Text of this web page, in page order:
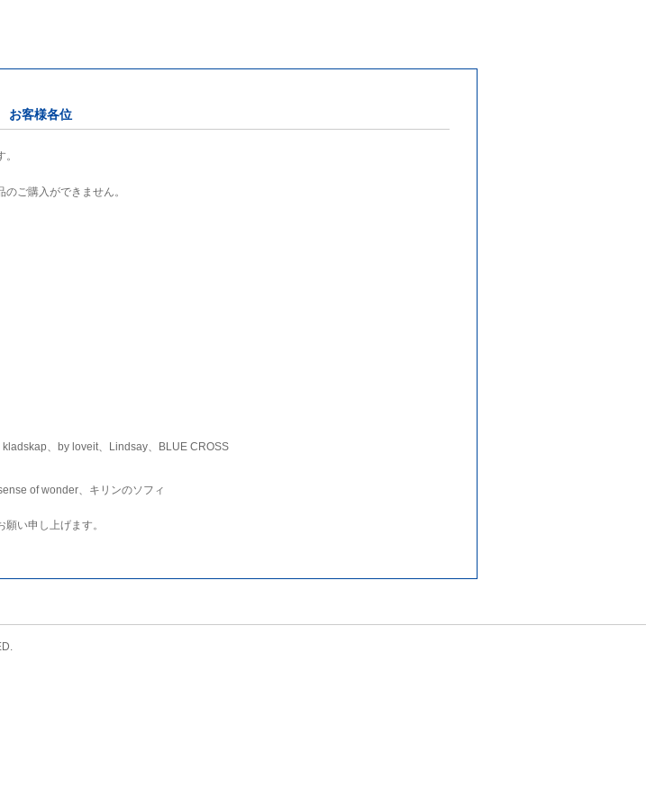
お客様各位
ご購入ができません。
、by loveit、Lindsay、BLUE CROSS
of wonder、キリンのソフィ
い申し上げます。